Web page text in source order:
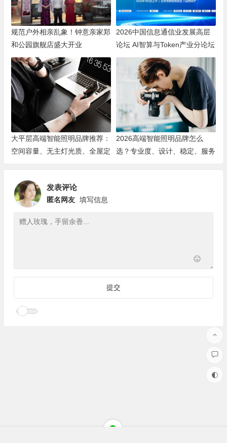
规范户外相亲乱象！钟意亲家郑
和公园旗舰店盛大开业
2026中国信息通信业发展高层
论坛 AI智算与Token产业分论坛
顺利举办
大平层高端智能照明品牌推荐：
空间容量、无主灯光质、全屋定
制、长期售后四个维度全解析
2026高端智能照明品牌怎么
选？专业度、设计、稳定、服务
四大维度深度盘点
发表评论
匿名网友 填写信息